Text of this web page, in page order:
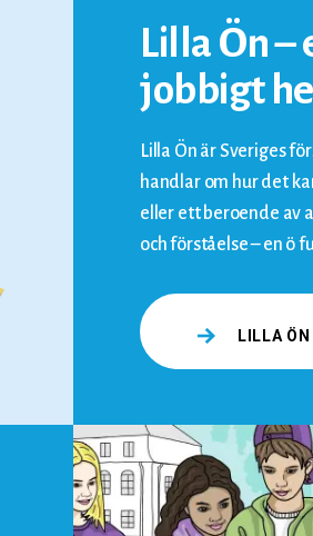
Lilla Ön
jobbigt
Lilla Ön är Sveriges
handlar om hur det
eller ett beroende av
och förståelse – en ö
LILLA ÖN